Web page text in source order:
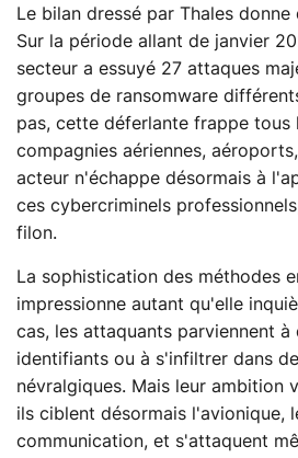
Le bilan dressé par Thales donne
Sur la période allant de janvier
secteur a essuyé 27 attaques
groupes de ransomware
pas, cette déferlante frappe tous
compagnies aériennes,
acteur n'échappe désormais à
ces cybercriminels
filon.
La sophistication des méthodes
impressionne autant qu'elle
cas, les attaquants parviennent à
identifiants ou à s'infiltrer dans
névralgiques. Mais leur ambition
ils ciblent désormais l'avionique,
communication, et s'attaquent